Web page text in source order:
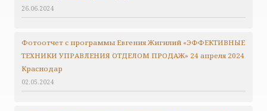
26.06.2024
Фотоотчет с программы Евгения Жигилий «ЭФФЕКТИВНЫЕ
ТЕХНИКИ УПРАВЛЕНИЯ ОТДЕЛОМ ПРОДАЖ» 24 апреля 2024
Краснодар
02.05.2024